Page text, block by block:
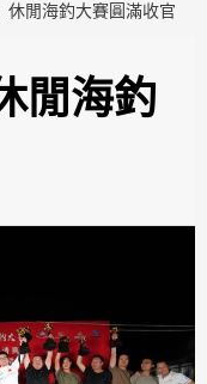
休閒海釣大賽圓滿收官
閒海釣